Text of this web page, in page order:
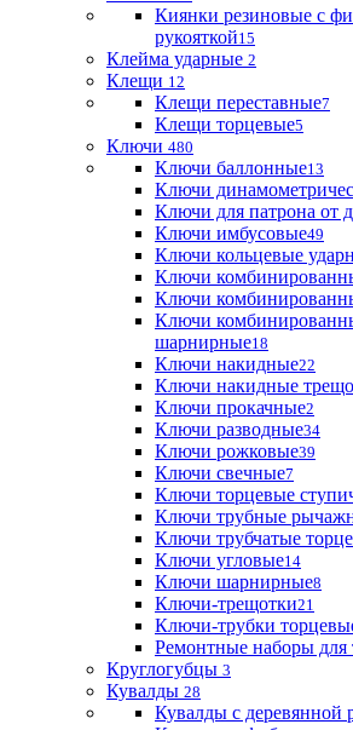
Киянки резиновые с
рукояткой15
Клейма ударные 2
Клещи 12
Клещи переставные7
Клещи торцевые5
Ключи 480
Ключи баллонные13
Ключи
Ключи для патрона от
Ключи имбусовые49
Ключи кольцевые
Ключи
Ключи
Ключи
шарнирные18
Ключи накидные22
Ключи накидные
Ключи прокачные2
Ключи разводные34
Ключи рожковые39
Ключи свечные7
Ключи торцевые
Ключи трубные
Ключи трубчатые
Ключи угловые14
Ключи шарнирные8
Ключи-трещотки21
Ключи-трубки
Ремонтные наборы для
Круглогубцы 3
Кувалды 28
Кувалды с деревянной